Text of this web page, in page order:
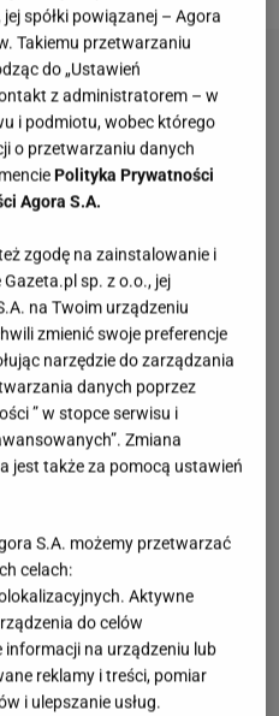
spółki powiązanej – Agora
Takiemu przetwarzaniu
do „Ustawień
z administratorem – w
i podmiotu, wobec którego
o przetwarzaniu danych
Polityka Prywatności
Agora S.A.
zgodę na zainstalowanie i
sp. z o.o., jej
na Twoim urządzeniu
zmienić swoje preferencje
narzędzie do zarządzania
danych poprzez
” w stopce serwisu i
Zmiana
jest także za pomocą ustawień
S.A. możemy przetwarzać
celach:
Aktywne
do celów
na urządzeniu lub
reklamy i treści, pomiar
i ulepszanie usług.